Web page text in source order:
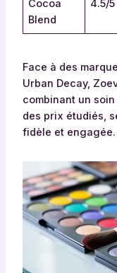
Cocoa
Blend
4.5/5
Face à des
Urban Decay,
combinant un
des prix étudiés,
fidèle et engagée.